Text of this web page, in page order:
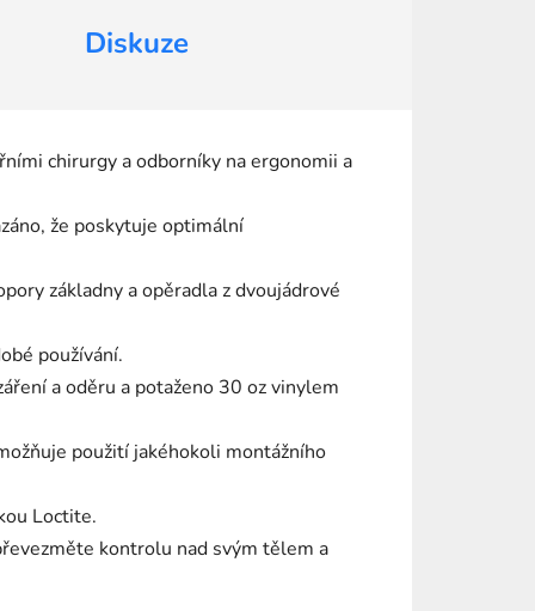
Diskuze
chirurgy a odborníky na ergonomii a
že poskytuje optimální
základny a opěradla z dvoujádrové
používání.
a oděru a potaženo 30 oz vinylem
použití jakéhokoli montážního
Loctite.
kontrolu nad svým tělem a